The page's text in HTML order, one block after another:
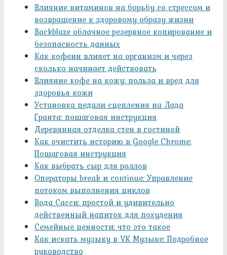
Влияние витаминов на борьбу со стрессом и
возвращение к здоровому образу жизни
Backblaze облачное резервное копирование и
безопасность данных
Как кофеин влияет на организм и через
сколько начинает действовать
Влияние кофе на кожу: польза и вред для
здоровья кожи
Установка педали сцепления на Лада
Гранта: пошаговая инструкция
Деревянная отделка стен в гостиной
Как очистить историю в Google Chrome:
Пошаговая инструкция
Как выбрать сыр для роллов
Операторы break и continue: Управление
потоком выполнения циклов
Вода Сасси: простой и удивительно
действенный напиток для похудения
Семейные ценности: что это такое
Как искать музыку в VK Музыке: Подробное
руководство